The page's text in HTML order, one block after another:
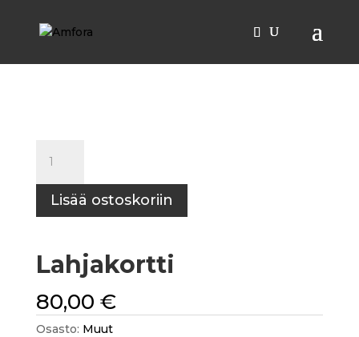
määrä
Lisää ostoskoriin
Lahjakortti
80,00 €
Osasto: Muut